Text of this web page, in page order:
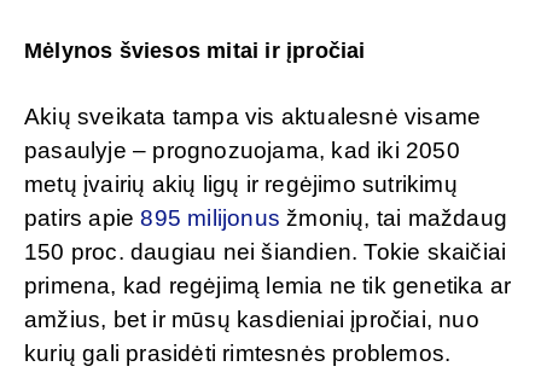
Mėlynos šviesos mitai ir įpročiai
Akių sveikata tampa vis aktualesnė visame
pasaulyje – prognozuojama, kad iki 2050
metų įvairių akių ligų ir regėjimo sutrikimų
patirs apie895 milijonus žmonių, tai maždaug
150 proc. daugiau nei šiandien. Tokie skaičiai
primena, kad regėjimą lemia ne tik genetika ar
amžius, bet ir mūsų kasdieniai įpročiai, nuo
kurių gali prasidėti rimtesnės problemos.